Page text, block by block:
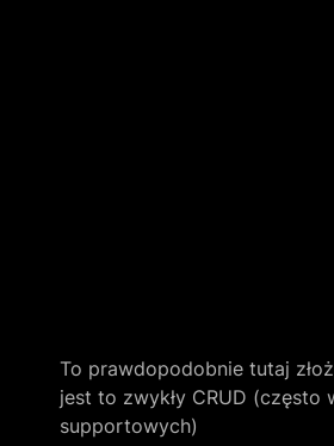
To prawdopodobnie tutaj
jest to zwykły CRUD (często
supportowych)